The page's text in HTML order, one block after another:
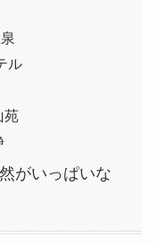
ル
苑
がいっぱいな